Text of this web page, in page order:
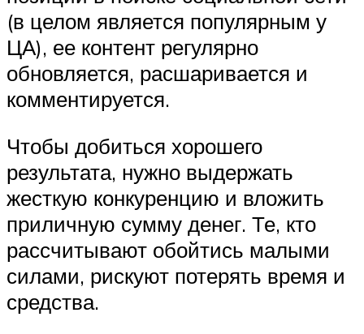
(в целом является популярным у
ЦА), ее контент регулярно
обновляется, расшаривается и
комментируется.
Чтобы добиться хорошего
результата, нужно выдержать
жесткую конкуренцию и вложить
приличную сумму денег. Те, кто
рассчитывают обойтись малыми
силами, рискуют потерять время и
средства.